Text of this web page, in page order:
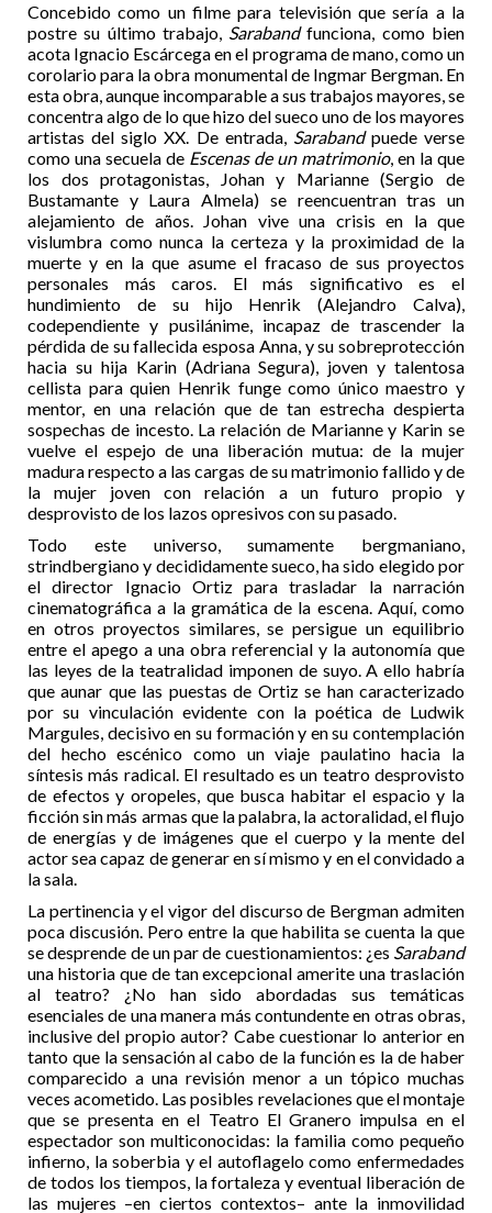
Concebido como un filme para televisión que sería a la
postre su último trabajo, Sarabandfunciona, como bien
acota Ignacio Escárcega en el programa de mano, como un
corolario para la obra monumental de Ingmar Bergman. En
esta obra, aunque incomparable a sus trabajos mayores, se
concentra algo de lo que hizo del sueco uno de los mayores
artistas del siglo XX. De entrada, Sarabandpuede verse
como una secuela de Escenas de un matrimonio, en la que
los dos protagonistas, Johan y Marianne (Sergio de
Bustamante y Laura Almela) se reencuentran tras un
alejamiento de años. Johan vive una crisis en la que
vislumbra como nunca la certeza y la proximidad de la
muerte y en la que asume el fracaso de sus proyectos
personales más caros. El más significativo es el
hundimiento de su hijo Henrik (Alejandro Calva),
codependiente y pusilánime, incapaz de trascender la
pérdida de su fallecida esposa Anna, y su sobreprotección
hacia su hija Karin (Adriana Segura), joven y talentosa
cellista para quien Henrik funge como único maestro y
mentor, en una relación que de tan estrecha despierta
sospechas de incesto. La relación de Marianne y Karin se
vuelve el espejo de una liberación mutua: de la mujer
madura respecto a las cargas de su matrimonio fallido y de
la mujer joven con relación a un futuro propio y
desprovisto de los lazos opresivos con su pasado.
Todo este universo, sumamente bergmaniano,
strindbergiano y decididamente sueco, ha sido elegido por
el director Ignacio Ortiz para trasladar la narración
cinematográfica a la gramática de la escena. Aquí, como
en otros proyectos similares, se persigue un equilibrio
entre el apego a una obra referencial y la autonomía que
las leyes de la teatralidad imponen de suyo. A ello habría
que aunar que las puestas de Ortiz se han caracterizado
por su vinculación evidente con la poética de Ludwik
Margules, decisivo en su formación y en su contemplación
del hecho escénico como un viaje paulatino hacia la
síntesis más radical. El resultado es un teatro desprovisto
de efectos y oropeles, que busca habitar el espacio y la
ficción sin más armas que la palabra, la actoralidad, el flujo
de energías y de imágenes que el cuerpo y la mente del
actor sea capaz de generar en sí mismo y en el convidado a
la sala.
La pertinencia y el vigor del discurso de Bergman admiten
poca discusión. Pero entre la que habilita se cuenta la que
se desprende de un par de cuestionamientos: ¿es Saraband
una historia que de tan excepcional amerite una traslación
al teatro? ¿No han sido abordadas sus temáticas
esenciales de una manera más contundente en otras obras,
inclusive del propio autor? Cabe cuestionar lo anterior en
tanto que la sensación al cabo de la función es la de haber
comparecido a una revisión menor a un tópico muchas
veces acometido. Las posibles revelaciones que el montaje
que se presenta en el Teatro El Granero impulsa en el
espectador son multiconocidas: la familia como pequeño
infierno, la soberbia y el autoflagelo como enfermedades
de todos los tiempos, la fortaleza y eventual liberación de
las mujeres –en ciertos contextos– ante la inmovilidad